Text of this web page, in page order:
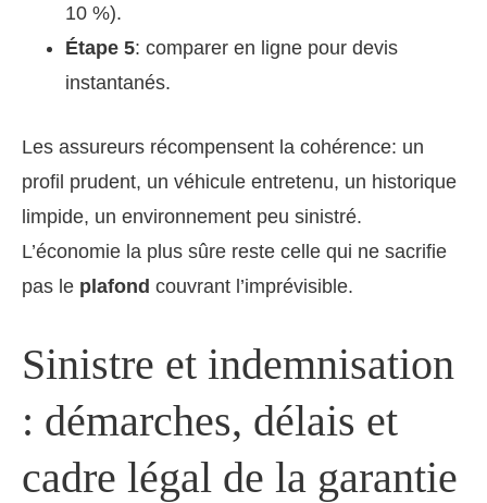
10 %).
Étape 5: comparer en ligne pour devis
instantanés.
Les assureurs récompensent la cohérence: un
profil prudent, un véhicule entretenu, un historique
limpide, un environnement peu sinistré.
L’économie la plus sûre reste celle qui ne sacrifie
pas le plafond couvrant l’imprévisible.
Sinistre et indemnisation
: démarches, délais et
cadre légal de la garantie